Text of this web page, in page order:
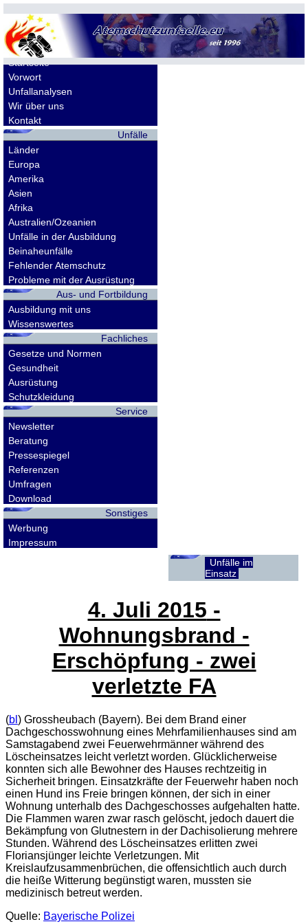
Allgemeines
Startseite
Vorwort
Unfallanalysen
Wir über uns
Kontakt
Unfälle
Länder
Europa
Amerika
Asien
Afrika
Australien/Ozeanien
Unfälle in der Ausbildung
Beinaheunfälle
Fehlender Atemschutz
Probleme mit der Ausrüstung
Aus- und Fortbildung
Ausbildung mit uns
Wissenswertes
Fachliches
Gesetze und Normen
Gesundheit
Ausrüstung
Schutzkleidung
Service
Newsletter
Beratung
Pressespiegel
Referenzen
Umfragen
Download
Sonstiges
Werbung
Impressum
Unfälle im
Einsatz
4. Juli 2015 -
Wohnungsbrand -
Erschöpfung - zwei
verletzte FA
(bl ) Grossheubach (Bayern). Bei dem Brand einer
Dachgeschosswohnung eines Mehrfamilienhauses sind am
Samstagabend zwei Feuerwehrmänner während des
Löscheinsatzes leicht verletzt worden. Glücklicherweise
konnten sich alle Bewohner des Hauses rechtzeitig in
Sicherheit bringen. Einsatzkräfte der Feuerwehr haben noch
einen Hund ins Freie bringen können, der sich in einer
Wohnung unterhalb des Dachgeschosses aufgehalten hatte.
Die Flammen waren zwar rasch gelöscht, jedoch dauert die
Bekämpfung von Glutnestern in der Dachisolierung mehrere
Stunden. Während des Löscheinsatzes erlitten zwei
Floriansjünger leichte Verletzungen. Mit
Kreislaufzusammenbrüchen, die offensichtlich auch durch
die heiße Witterung begünstigt waren, mussten sie
medizinisch betreut werden.
Quelle: Bayerische Polizei